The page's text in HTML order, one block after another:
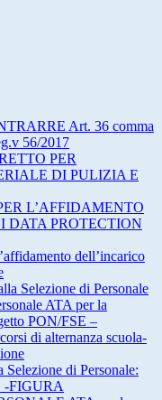
Art. 36 comma
56/2017
PER
DI PULIZIA E
L’AFFIDAMENTO
DATA PROTECTION
dell’incarico
Selezione di Personale
ATA per la
PON/FSE –
di alternanza scuola-
di Personale:
-FIGURA